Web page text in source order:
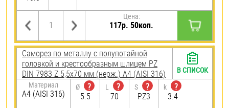
Цена:
117р. 50коп.
Саморез по металлу с полупотайной
головкой и крестообразным шлицем PZ
DIN 7983 Z 5,5х70 мм (нерж.) A4 (AISI 316)
Материал
A4 (AISI 316)
Ø
?
5.5
L
?
70
S
?
PZ3
k
?
3.4
В СПИСОК